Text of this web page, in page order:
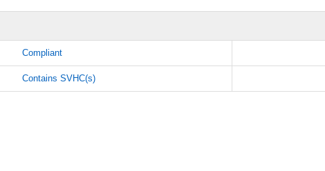
Compliant
Contains SVHC(s)